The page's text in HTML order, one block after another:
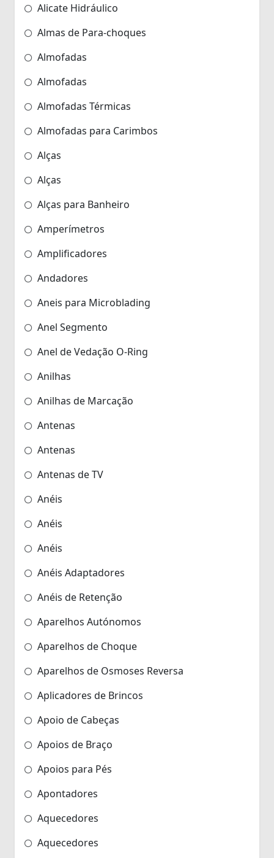
Alicate Hidráulico
Almas de Para-choques
Almofadas
Almofadas
Almofadas Térmicas
Almofadas para Carimbos
Alças
Alças
Alças para Banheiro
Amperímetros
Amplificadores
Andadores
Aneis para Microblading
Anel Segmento
Anel de Vedação O-Ring
Anilhas
Anilhas de Marcação
Antenas
Antenas
Antenas de TV
Anéis
Anéis
Anéis
Anéis Adaptadores
Anéis de Retenção
Aparelhos Autónomos
Aparelhos de Choque
Aparelhos de Osmoses Reversa
Aplicadores de Brincos
Apoio de Cabeças
Apoios de Braço
Apoios para Pés
Apontadores
Aquecedores
Aquecedores